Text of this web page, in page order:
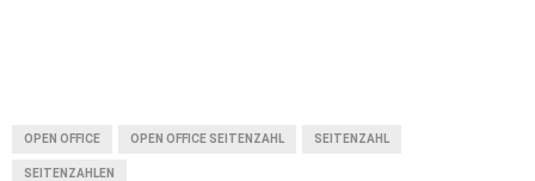
OPEN OFFICE OPEN OFFICE SEITENZAHL SEITENZAHL
SEITENZAHLEN